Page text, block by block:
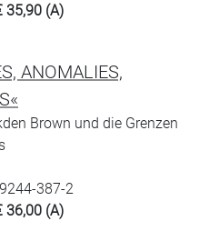
35,90 (A)
ANOMALIES,
Brown und die Grenzen
387-2
36,00 (A)